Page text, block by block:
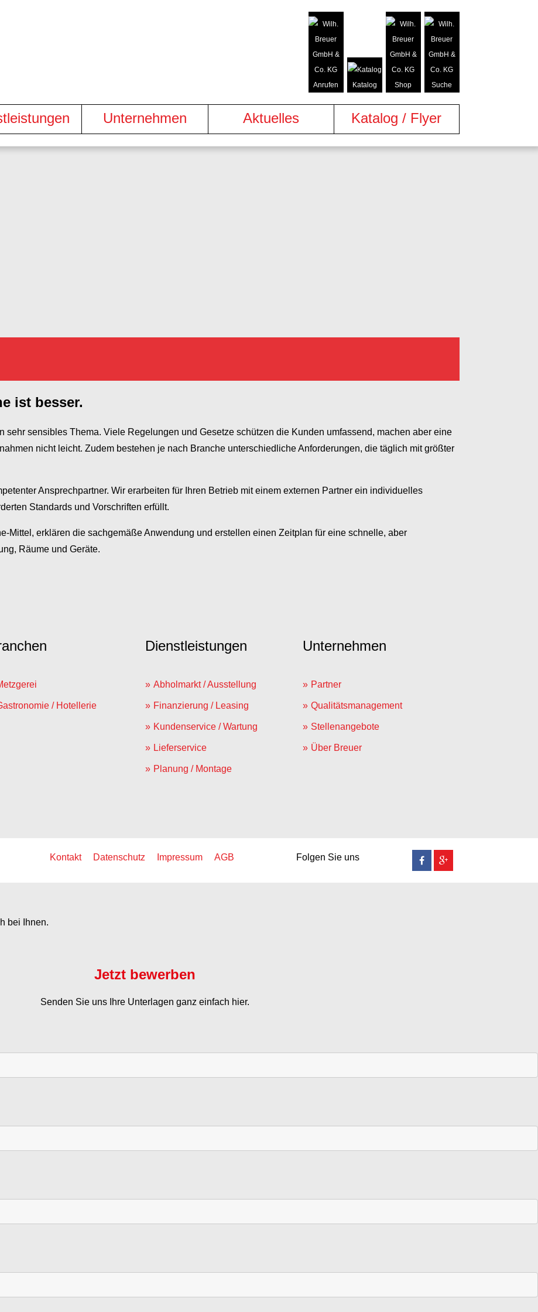
Anrufen Katalog Shop Suche
Unternehmen Aktuelles Katalog / Flyer
ist besser.
sehr sensibles Thema. Viele Regelungen und Gesetze schützen die Kunden umfassend, machen aber eine
nicht leicht. Zudem bestehen je nach Branche unterschiedliche Anforderungen, die täglich mit größter
Ansprechpartner. Wir erarbeiten für Ihren Betrieb mit einem externen Partner ein individuelles
Standards und Vorschriften erfüllt.
Mittel, erklären die sachgemäße Anwendung und erstellen einen Zeitplan für eine schnelle, aber
Räume und Geräte.
/ Hotellerie
Dienstleistungen
Abholmarkt / Ausstellung
Finanzierung / Leasing
Kundenservice / Wartung
Lieferservice
Planung / Montage
Unternehmen
Partner
Qualitätsmanagement
Stellenangebote
Über Breuer
Kontakt Datenschutz Impressum AGB Folgen Sie uns
bei Ihnen.
Jetzt bewerben
Senden Sie uns Ihre Unterlagen ganz einfach hier.